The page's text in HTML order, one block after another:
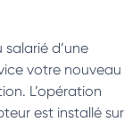
salarié d’une
votre nouveau
L’opération
est installé sur